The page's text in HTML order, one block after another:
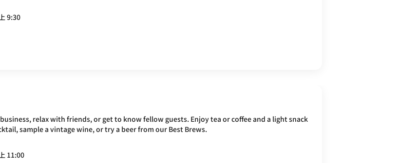
9:30
relax with friends, or get to know fellow guests. Enjoy tea or coffee and a light snack
sample a vintage wine, or try a beer from our Best Brews.
11:00